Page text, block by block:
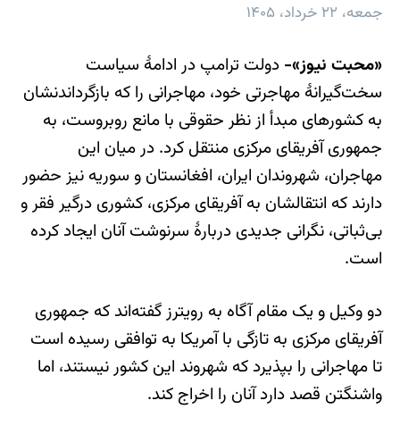
جمعه، ۲۲ خرداد، ۱۴۰۵
«محبت نیوز»- دولت ترامپ در ادامۀ سیاست
سخت‌گیرانۀ مهاجرتی خود، مهاجرانی را که بازگرداندنشان
به کشورهای مبدأ از نظر حقوقی با مانع روبروست، به
جمهوری آفریقای مرکزی منتقل کرد. در میان این
مهاجران، شهروندان ایران، افغانستان و سوریه نیز حضور
دارند که انتقالشان به آفریقای مرکزی، کشوری درگیر فقر و
بی‌ثباتی، نگرانی جدیدی دربارۀ سرنوشت آنان ایجاد کرده
است.
دو وکیل و یک مقام آگاه به رویترز گفته‌اند که جمهوری
آفریقای مرکزی به تازگی با آمریکا به توافقی رسیده است
تا مهاجرانی را بپذیرد که شهروند این کشور نیستند، اما
واشنگتن قصد دارد آنان را اخراج کند.